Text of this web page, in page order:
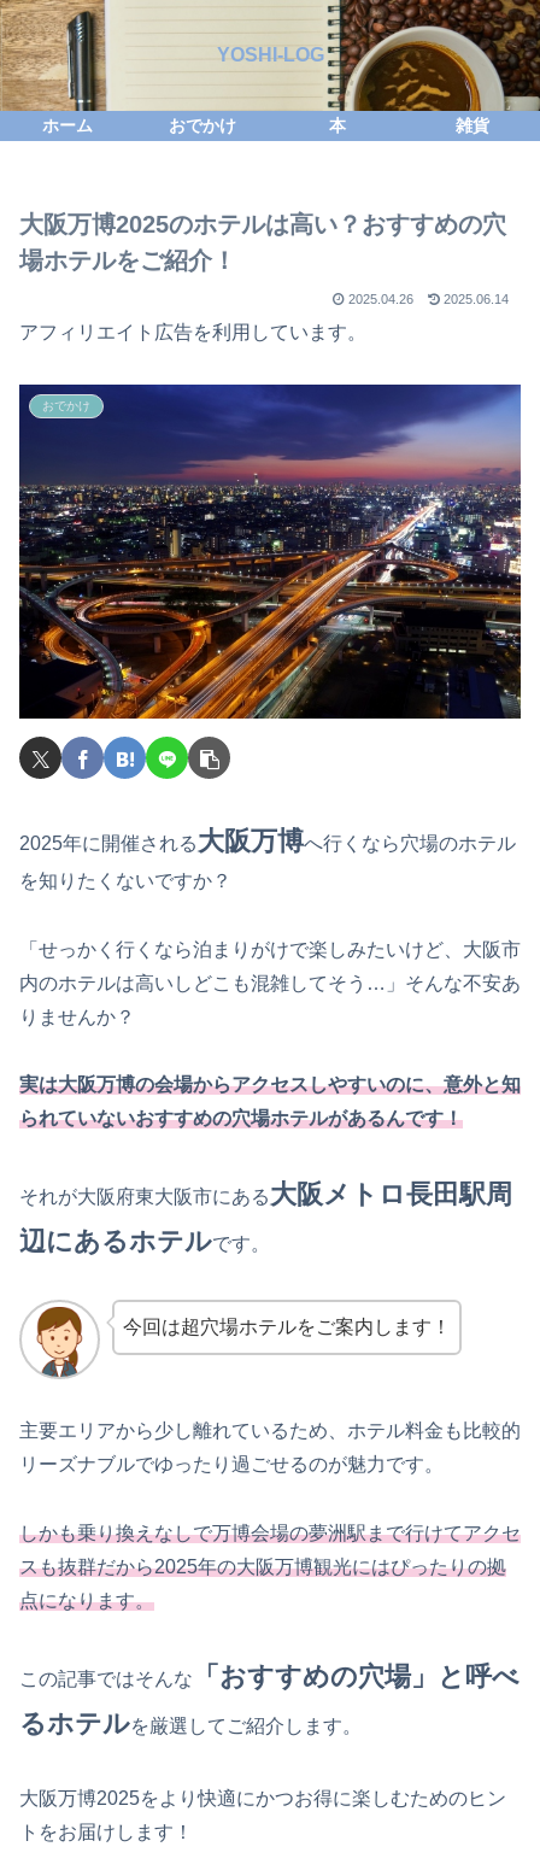
YOSHI-LOG
ホーム おでかけ 本 雑貨
大阪万博2025のホテルは高い？おすすめの穴
場ホテルをご紹介！
2025.04.26 2025.06.14
アフィリエイト広告を利用しています。
おでかけ
2025年に開催される大阪万博へ行くなら穴場のホテル
を知りたくないですか？
「せっかく行くなら泊まりがけで楽しみたいけど、大阪市
内のホテルは高いしどこも混雑してそう…」そんな不安あ
りませんか？
実は大阪万博の会場からアクセスしやすいのに、意外と知
られていないおすすめの穴場ホテルがあるんです！
それが大阪府東大阪市にある大阪メトロ長田駅周
辺にあるホテルです。
今回は超穴場ホテルをご案内します！
主要エリアから少し離れているため、ホテル料金も比較的
リーズナブルでゆったり過ごせるのが魅力です。
しかも乗り換えなしで万博会場の夢洲駅まで行けてアクセ
スも抜群だから2025年の大阪万博観光にはぴったりの拠
点になります。
この記事ではそんな
「おすすめの穴場」と呼べ
るホテルを厳選してご紹介します。
大阪万博2025をより快適にかつお得に楽しむためのヒン
トをお届けします！